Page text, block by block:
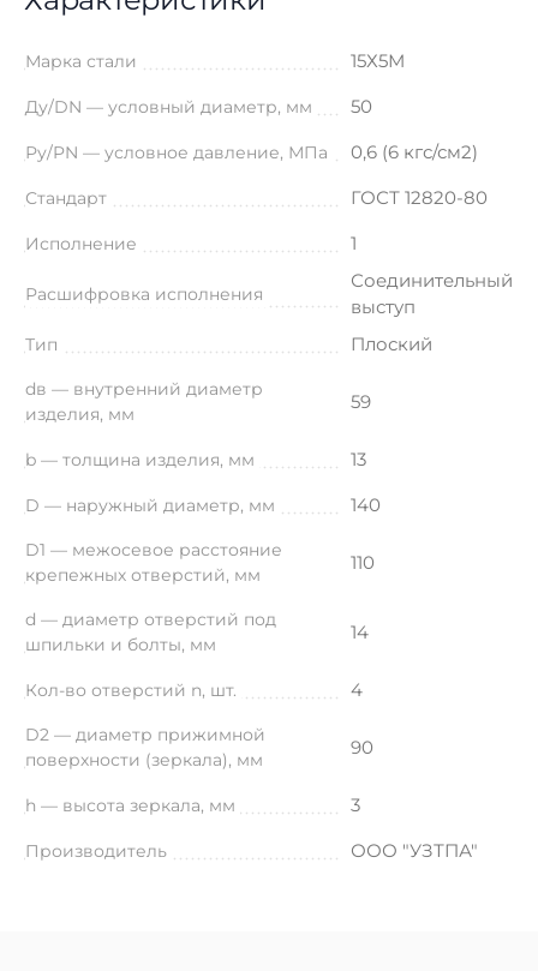
Марка стали 15Х5М
Ду/DN — условный диаметр, мм 50
Ру/PN — условное давление, МПа 0,6 (6 кгс/см2)
Стандарт ГОСТ 12820-80
Исполнение 1
Расшифровка исполнения
Соединительный
выступ
Тип Плоский
dв — внутренний диаметр
изделия, мм
59
b — толщина изделия, мм 13
D — наружный диаметр, мм 140
D1 — межосевое расстояние
крепежных отверстий, мм
110
d — диаметр отверстий под
шпильки и болты, мм
14
Кол-во отверстий n, шт. 4
D2 — диаметр прижимной
поверхности (зеркала), мм
90
h — высота зеркала, мм 3
Производитель ООО "УЗТПА"